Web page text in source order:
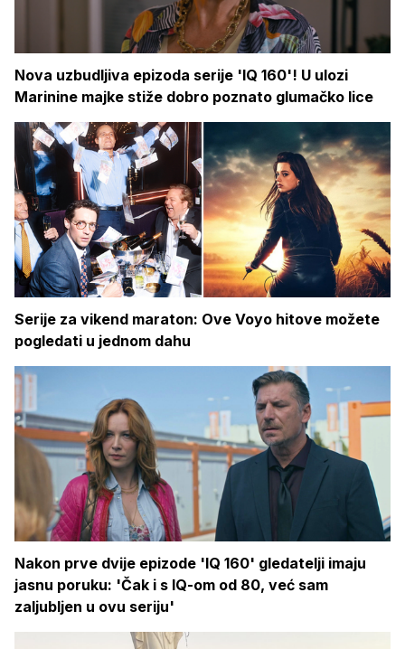
Nova uzbudljiva epizoda serije 'IQ 160'! U ulozi
Marinine majke stiže dobro poznato glumačko lice
Serije za vikend maraton: Ove Voyo hitove možete
pogledati u jednom dahu
Nakon prve dvije epizode 'IQ 160' gledatelji imaju
jasnu poruku: 'Čak i s IQ-om od 80, već sam
zaljubljen u ovu seriju'